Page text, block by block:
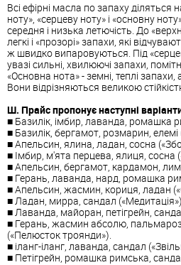
Всі ефірні масла по запаху діляться
ноту», «серцеву ноту» і «основну
середня і низька летючість. До
легкі і «прозорі» запахи, які
ж швидко випаровуються. Під
увазі сильні, хвилюючі запахи,
«Основна нота» - земні, теплі запахи,
Вони відрізняються великою
Ш. Прайс пропонує наступні
■ Базилік, імбир, лаванда, ромашка
■ Базилік, бергамот, розмарин,
■ Апельсин, ялина, ладан, сосна
■ Імбир, м'ята перцева, ялиця, сосна
■ Апельсин, бергамот, кардамон,
■ Герань, лаванда, нард, ромашка
■ Апельсин, жасмин, кориця, ладан
■ Ладан, мирра, сандал
■ Лаванда, майоран, петігрейн,
■ Герань, жасмин абсолю,
(«Пелюсток троянди»).
■ іланг-іланг, лаванда, сандал
■ Петігрейн, ромашка римська,